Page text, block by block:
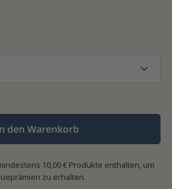
den Warenkorb
10,00 € Produkte enthalten, um
zu erhalten.